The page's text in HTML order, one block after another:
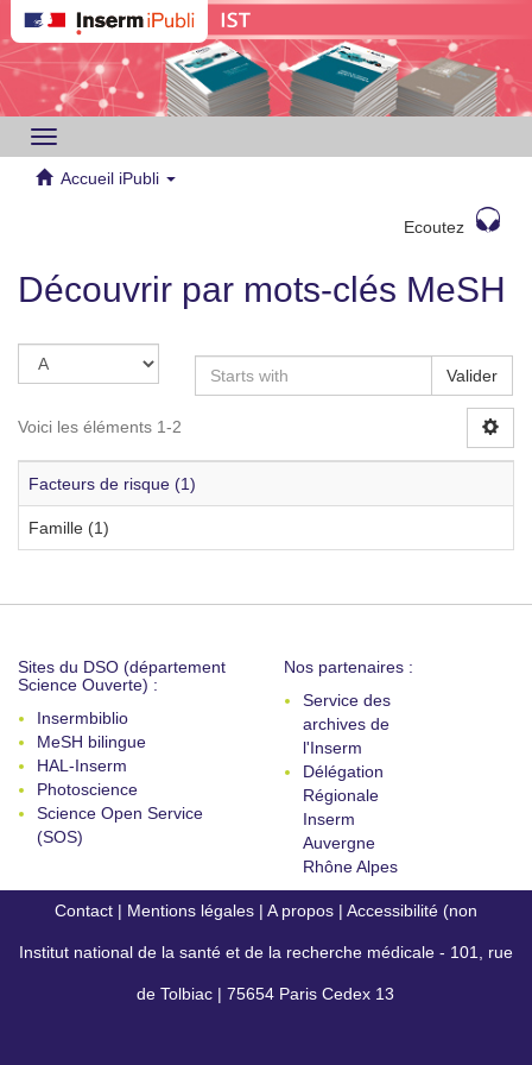
Toggle
navigation
Accueil iPubli
Ecoutez
Découvrir par mots-clés MeSH
Valider
Voici les éléments 1-2
Facteurs de risque (1)
Famille (1)
Sites du DSO (département
Science Ouverte) :
Insermbiblio
MeSH bilingue
HAL-Inserm
Photoscience
Science Open Service
(SOS)
Nos partenaires :
Service des
archives de
l'Inserm
Délégation
Régionale
Inserm
Auvergne
Rhône Alpes
Contact | Mentions légales | A propos | Accessibilité (non
conforme)
Institut national de la santé et de la recherche médicale - 101, rue
de Tolbiac | 75654 Paris Cedex 13